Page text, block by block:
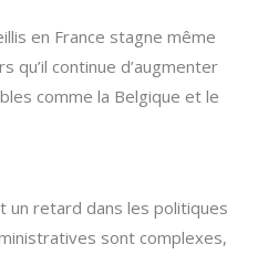
en France stagne même
qu’il continue d’augmenter
comme la Belgique et le
un retard dans les politiques
sont complexes,